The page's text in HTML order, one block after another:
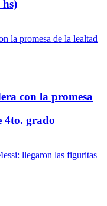
con la promesa
4to. grado